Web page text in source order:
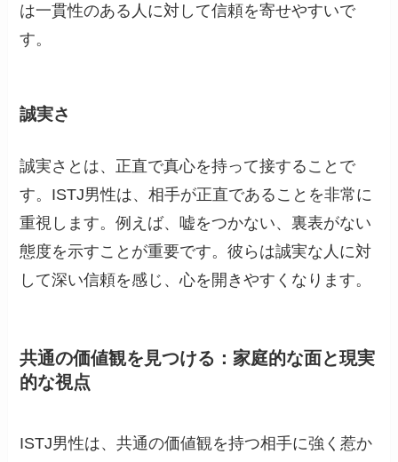
は一貫性のある人に対して信頼を寄せやすいで
す。
誠実さ
誠実さとは、正直で真心を持って接することで
す。ISTJ男性は、相手が正直であることを非常に
重視します。例えば、嘘をつかない、裏表がない
態度を示すことが重要です。彼らは誠実な人に対
して深い信頼を感じ、心を開きやすくなります。
共通の価値観を見つける：家庭的な面と現実
的な視点
ISTJ男性は、共通の価値観を持つ相手に強く惹か